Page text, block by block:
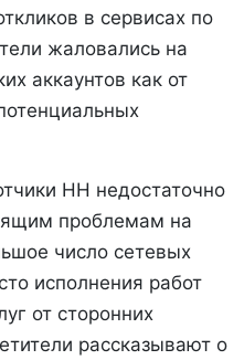
в сервисах по
жаловались на
аккаунтов как от
HH недостаточно
проблемам на
число сетевых
исполнения работ
от сторонних
рассказывают о